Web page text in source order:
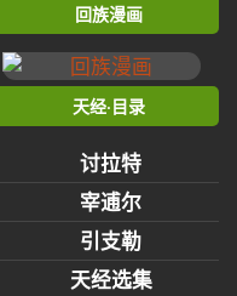
回族漫画
天经·目录
讨拉特
宰逋尔
引支勒
天经选集